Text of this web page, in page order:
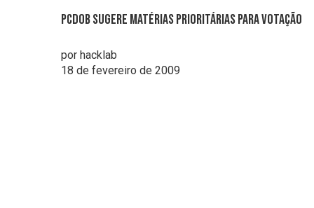
PCdoB sugere matérias prioritárias para votação
por hacklab
18 de fevereiro de 2009